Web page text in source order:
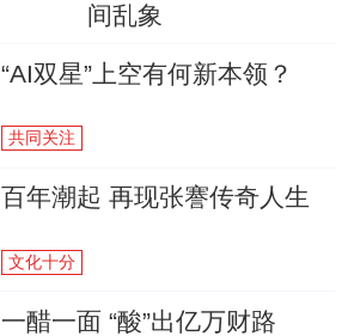
间乱象
“AI双星”上空有何新本领？
共同关注
百年潮起 再现张謇传奇人生
文化十分
一醋一面 “酸”出亿万财路